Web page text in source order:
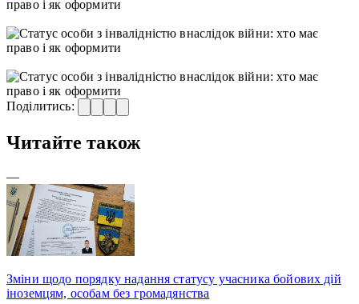
Поділитись:
Читайте також
—
Зміни щодо порядку надання статусу учасника бойових дій
іноземцям, особам без громадянства